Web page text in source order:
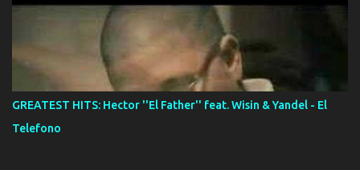
GREATEST HITS: Hector ''El Father'' feat. Wisin & Yandel - El
Telefono